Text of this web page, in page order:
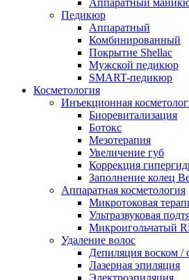
Аппаратный
Педикюр
Аппаратный
Комбинированный
Покрытие Shellac
Мужской педикюр
SMART-педикюр
Косметология
Инъекционная
Биоревитализация
Ботокс
Мезотерапия
Увеличение губ
Коррекция
Заполнение колец
Аппаратная косметология
Микротоковая
Ультразвуковая
Микроигольчатый
Удаление волос
Депиляция воском /
Лазерная эпиляция
Электроэпиляция